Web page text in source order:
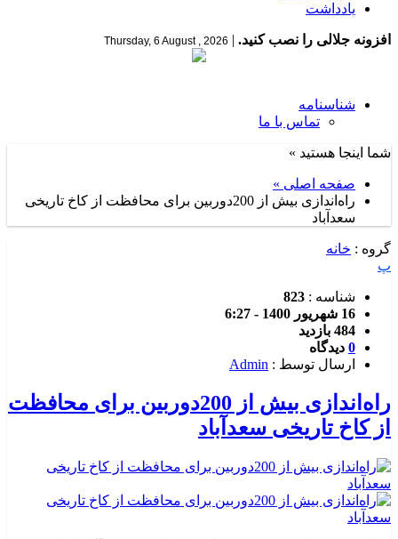
یادداشت
افزونه جلالی را نصب کنید. |
Thursday, 6 August , 2026
شناسنامه
تماس با ما
شما اینجا هستید »
صفحه اصلی »
راه‌اندازی بیش از 200دوربین برای محافظت از کاخ تاریخی
سعدآباد
گروه : خانه
پ
شناسه : 823
16 شهریور 1400 - 6:27
484 بازدید
0 دیدگاه
ارسال توسط : Admin
راه‌اندازی بیش از 200دوربین برای محافظت
از کاخ تاریخی سعدآباد